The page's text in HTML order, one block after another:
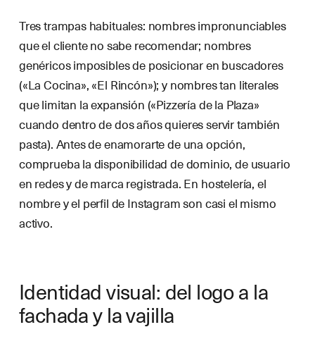
Tres trampas habituales: nombres impronunciables
que el cliente no sabe recomendar; nombres
genéricos imposibles de posicionar en buscadores
(«La Cocina», «El Rincón»); y nombres tan literales
que limitan la expansión («Pizzería de la Plaza»
cuando dentro de dos años quieres servir también
pasta). Antes de enamorarte de una opción,
comprueba la disponibilidad de dominio, de usuario
en redes y de marca registrada. En hostelería, el
nombre y el perfil de Instagram son casi el mismo
activo.
Identidad visual: del logo a la
fachada y la vajilla